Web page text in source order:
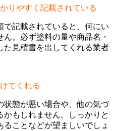
りやすく記載されている
で記載されていると、何にい
。必ず塗料の量や商品名・
た見積書を出してくれる業者
てくれる
状態が悪い場合や、他の気づ
もしれません。しっかりと
ことなどが望ましいでしょ